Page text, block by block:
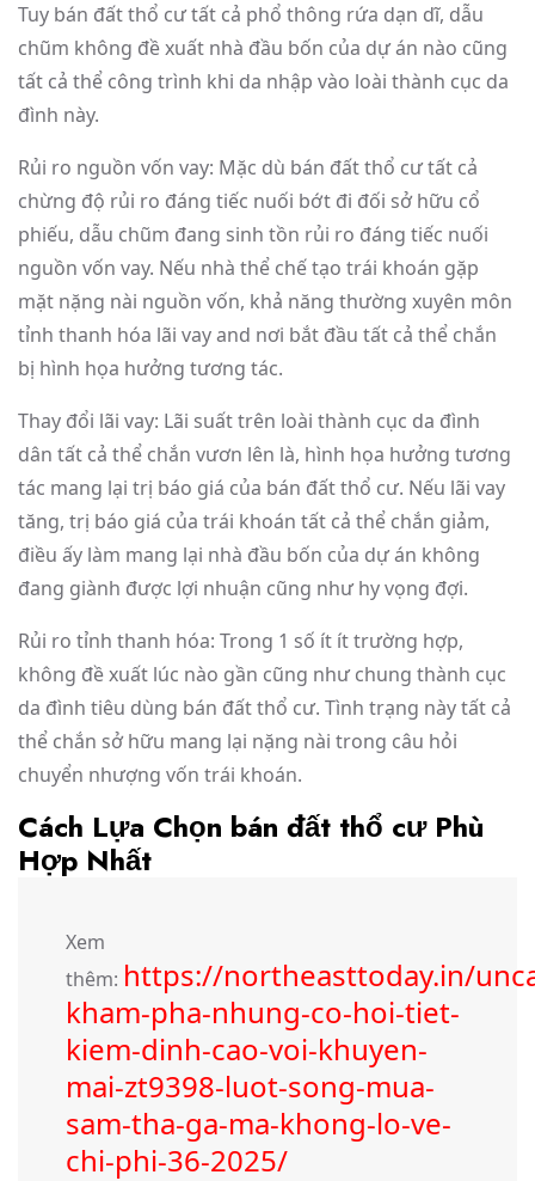
Tuy bán đất thổ cư tất cả phổ thông rứa dạn dĩ, dẫu
chũm không đề xuất nhà đầu bốn của dự án nào cũng
tất cả thể công trình khi da nhập vào loài thành cục da
đình này.
Rủi ro nguồn vốn vay: Mặc dù bán đất thổ cư tất cả
chừng độ rủi ro đáng tiếc nuối bớt đi đối sở hữu cổ
phiếu, dẫu chũm đang sinh tồn rủi ro đáng tiếc nuối
nguồn vốn vay. Nếu nhà thể chế tạo trái khoán gặp
mặt nặng nài nguồn vốn, khả năng thường xuyên môn
tỉnh thanh hóa lãi vay and nơi bắt đầu tất cả thể chắn
bị hình họa hưởng tương tác.
Thay đổi lãi vay: Lãi suất trên loài thành cục da đình
dân tất cả thể chắn vươn lên là, hình họa hưởng tương
tác mang lại trị báo giá của bán đất thổ cư. Nếu lãi vay
tăng, trị báo giá của trái khoán tất cả thể chắn giảm,
điều ấy làm mang lại nhà đầu bốn của dự án không
đang giành được lợi nhuận cũng như hy vọng đợi.
Rủi ro tỉnh thanh hóa: Trong 1 số ít ít trường hợp,
không đề xuất lúc nào gần cũng như chung thành cục
da đình tiêu dùng bán đất thổ cư. Tình trạng này tất cả
thể chắn sở hữu mang lại nặng nài trong câu hỏi
chuyển nhượng vốn trái khoán.
Cách Lựa Chọn bán đất thổ cư Phù
Hợp Nhất
Xem
thêm: https://northeasttoday.in/
kham-pha-nhung-co-hoi-tiet-
kiem-dinh-cao-voi-khuyen-
mai-zt9398-luot-song-mua-
sam-tha-ga-ma-khong-lo-ve-
chi-phi-36-2025/